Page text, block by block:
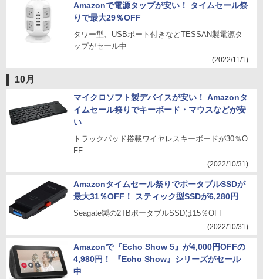
Amazonで電源タップが安い！ タイムセール祭
りで最大29％OFF
タワー型、USBポート付きなどTESSAN製電源タ
ップがセール中
(2022/11/1)
10月
マイクロソフト製デバイスが安い！ Amazonタ
イムセール祭りでキーボード・マウスなどが安
い
トラックパッド搭載ワイヤレスキーボードが30％O
FF
(2022/10/31)
Amazonタイムセール祭りでポータブルSSDが
最大31％OFF！ スティック型SSDが6,280円
Seagate製の2TBポータブルSSDは15％OFF
(2022/10/31)
Amazonで『Echo Show 5』が4,000円OFFの
4,980円！ 『Echo Show』シリーズがセール
中